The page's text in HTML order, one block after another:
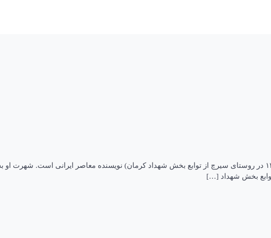
زندگی‌نامه هوشنگ مرادی کرمانی هوشنگ مرادی کرمانی (زاده ۱۶ شهریور ۱۳۲۳ در روستای سیرچ از توابع بخش شهداد کرمان) نویسنده